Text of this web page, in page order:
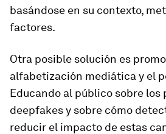
basándose en su contexto,
factores.
Otra posible solución es
alfabetización mediática y el
Educando al público sobre los
deepfakes y sobre cómo
reducir el impacto de estas